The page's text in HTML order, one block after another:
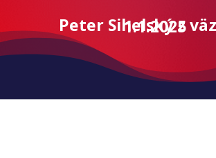
Peter Sihelský z väzenia 1.1.2025